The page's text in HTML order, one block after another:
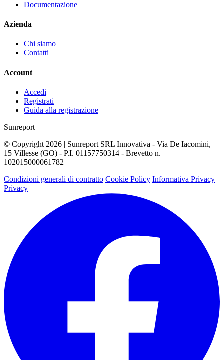
Documentazione
Azienda
Chi siamo
Contatti
Account
Accedi
Registrati
Guida alla registrazione
Sunreport
© Copyright 2026 | Sunreport SRL Innovativa - Via De Iacomini,
15 Villesse (GO) - P.I. 01157750314 - Brevetto n.
102015000061782
Condizioni generali di contratto Cookie Policy Informativa Privacy
Privacy